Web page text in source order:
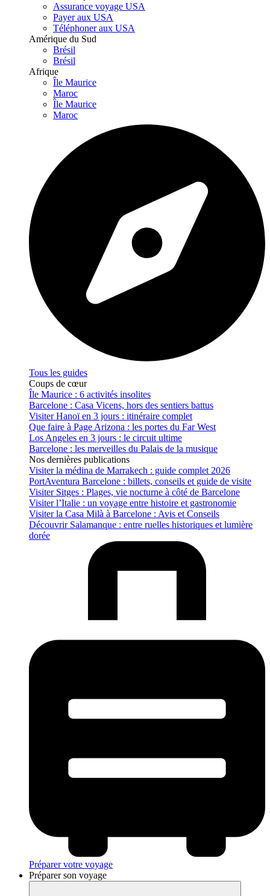
Assurance voyage USA
Payer aux USA
Téléphoner aux USA
Amérique du Sud
Brésil
Brésil
Afrique
Île Maurice
Maroc
Île Maurice
Maroc
Tous les guides
Coups de cœur
Île Maurice : 6 activités insolites
Barcelone : Casa Vicens, hors des sentiers battus
Visiter Hanoï en 3 jours : itinéraire complet
Que faire à Page Arizona : les portes du Far West
Los Angeles en 3 jours : le circuit ultime
Barcelone : les merveilles du Palais de la musique
Nos dernières publications
Visiter la médina de Marrakech : guide complet 2026
PortAventura Barcelone : billets, conseils et guide de visite
Visiter Sitges : Plages, vie nocturne à côté de Barcelone
Visiter l’Italie : un voyage entre histoire et gastronomie
Visiter la Casa Milà à Barcelone : Avis et Conseils
Découvrir Salamanque : entre ruelles historiques et lumière
dorée
Préparer votre voyage
Préparer son voyage